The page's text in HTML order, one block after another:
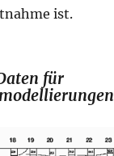
ist.
für